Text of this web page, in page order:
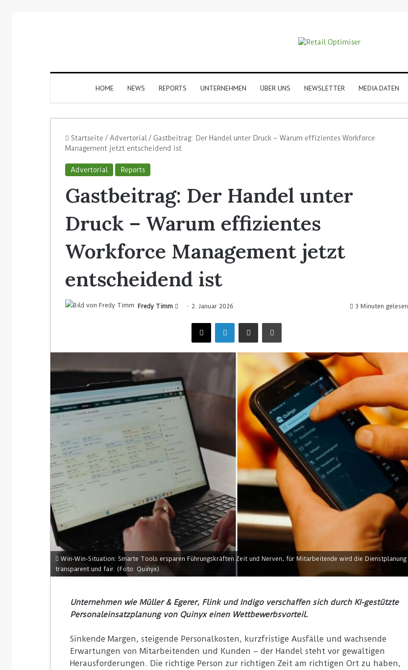
HOME NEWS REPORTS UNTERNEHMEN ÜBER UNS NEWSLETTER MEDIA DATEN
Startseite / Advertorial / Gastbeitrag: Der Handel unter Druck – Warum effizientes Workforce
Management jetzt entscheidend ist
Advertorial Reports
Gastbeitrag: Der Handel unter
Druck – Warum effizientes
Workforce Management jetzt
entscheidend ist
Fredy Timm 2. Januar 2026 3 Minuten gelesen
Win-Win-Situation: Smarte Tools ersparen Führungskräften Zeit und Nerven, für Mitarbeitende wird die Dienstplanung
transparent und fair. (Foto: Quinyx)
Unternehmen wie Müller & Egerer, Flink und Indigo verschaffen sich durch KI-gestützte
Personaleinsatzplanung von Quinyx einen Wettbewerbsvorteil.
Sinkende Margen, steigende Personalkosten, kurzfristige Ausfälle und wachsende
Erwartungen von Mitarbeitenden und Kunden – der Handel steht vor gewaltigen
Herausforderungen. Die richtige Person zur richtigen Zeit am richtigen Ort zu haben,